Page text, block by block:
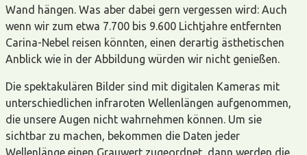
Wand hängen. Was aber dabei gern vergessen wird: Auch
wenn wir zum etwa 7.700 bis 9.600 Lichtjahre entfernten
Carina-Nebel reisen könnten, einen derartig ästhetischen
Anblick wie in der Abbildung würden wir nicht genießen.
Die spektakulären Bilder sind mit digitalen Kameras mit
unterschiedlichen infraroten Wellenlängen aufgenommen,
die unsere Augen nicht wahrnehmen können. Um sie
sichtbar zu machen, bekommen die Daten jeder
Wellenlänge einen Grauwert zugeordnet, dann werden die